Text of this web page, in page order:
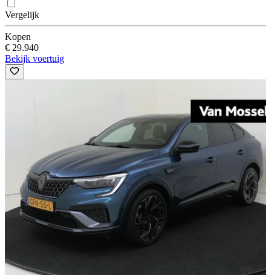
Vergelijk
Kopen
€ 29.940
Bekijk voertuig